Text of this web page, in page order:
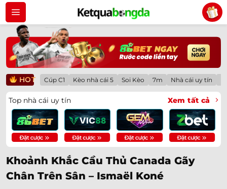
Bỏ
qua
dung
HOT Cúp C1 Kèo nhà cái 5 Soi Kèo 7m Nhà cái uy tín
Top nhà cái uy tín Xem tất cả
Khoảnh Khắc Cầu Thủ Canada Gãy
Chân Trên Sân – Ismaël Koné